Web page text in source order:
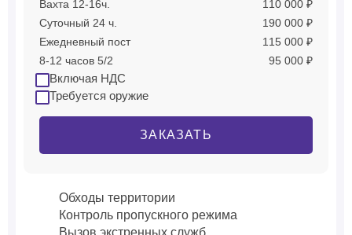
Вахта 12-16ч.
110 000 ₽
Суточный 24 ч.
190 000 ₽
Ежедневный пост
115 000 ₽
8-12 часов 5/2
95 000 ₽
Включая НДС
Требуется оружие
ЗАКАЗАТЬ
Обходы территории
Контроль пропускного режима
Вызов экстренных служб